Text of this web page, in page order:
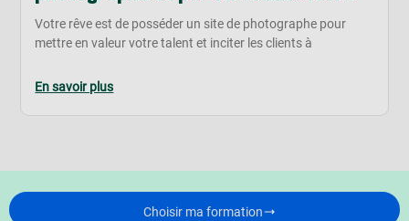
Votre rêve est de posséder un site de photographe pour
mettre en valeur votre talent et inciter les clients à
En savoir plus
Choisir ma formation